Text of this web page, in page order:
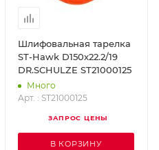
Шлифовальная тарелка
ST-Hawk D150х22.2/19
DR.SCHULZE ST21000125
Много
Арт. : ST21000125
ЗАПРОС ЦЕНЫ
В КОРЗИНУ